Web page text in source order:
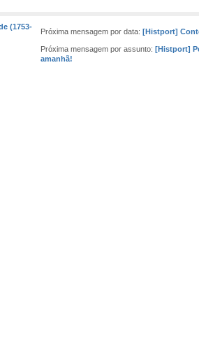
(1753-
Próxima mensagem por data: [Histport]
Próxima mensagem por assunto: [Histport]
amanhã!